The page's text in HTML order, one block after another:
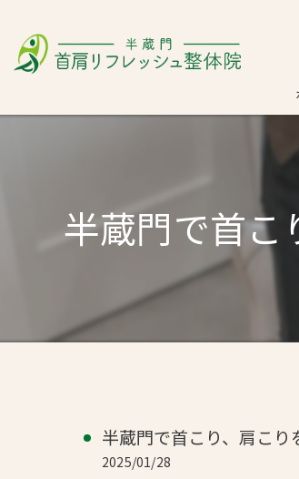
半蔵門で首こ
半蔵門で首こり、肩こり
2025/01/28